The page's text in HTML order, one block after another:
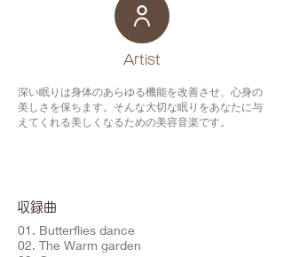
​Artist
深い眠りは身体のあらゆる機能を改善させ、心身の
美しさを保ちます。そんな大切な眠りをあなたに与
えてくれる美しくなるための美容音楽です。
​収録曲
01. Butterflies dance
02. The Warm garden